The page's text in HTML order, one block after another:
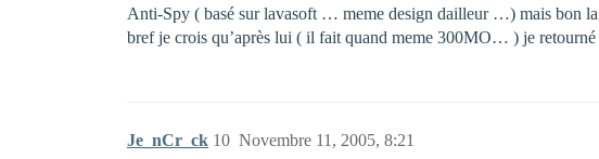
Anti-Spy ( basé sur lavasoft … meme design dailleur …) mais bon
bref je crois qu’après lui ( il fait quand meme 300MO… ) je retourné
Je_nCr_ck Novembre 11, 2005, 8:21
10